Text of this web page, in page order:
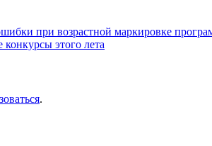
при возрастной маркировке
этого лета
.